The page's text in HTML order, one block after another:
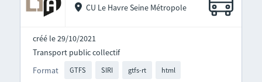
CU Le Havre Seine Métropole
créé le 29/10/2021
Format GTFS SIRI gtfs-rt html
Transport public collectif